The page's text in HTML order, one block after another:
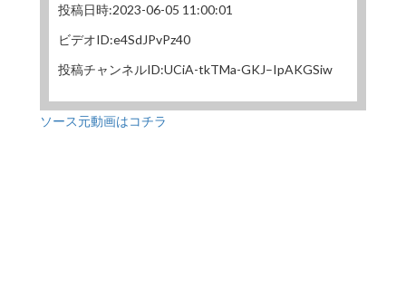
投稿日時:2023-06-05 11:00:01
ビデオID:e4SdJPvPz40
投稿チャンネルID:UCiA-tkTMa-GKJ–IpAKGSiw
ソース元動画はコチラ